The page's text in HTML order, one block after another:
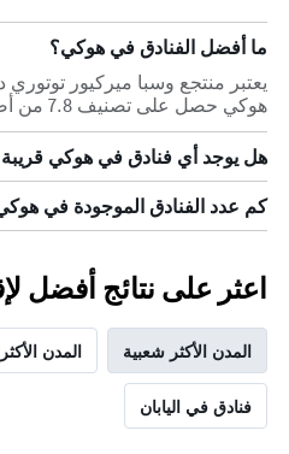
ما أفضل الفنادق في هوكي؟
يعتبر منتجع وسبا ميركيور
هوكي حصل على تصنيف 7.8 من أصل 458 من التقييمات.
هل يوجد أي فنادق في هوكي
كم عدد الفنادق الموجودة في
اعثر على نتائج أفضل
المدن الأكثر شعبية المدن
فنادق في اليابان